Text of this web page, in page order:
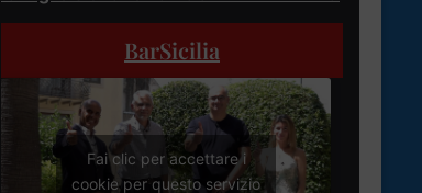
BarSicilia
Fai clic per accettare i
cookie per questo servizio